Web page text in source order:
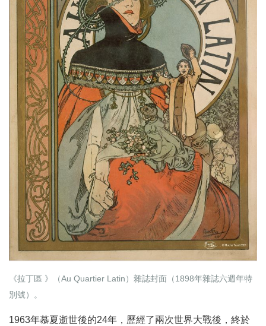
《拉丁區 》（Au Quartier Latin）雜誌封面（1898年雜誌六週年特
別號）。
1963年慕夏逝世後的24年，歷經了兩次世界大戰後，終於